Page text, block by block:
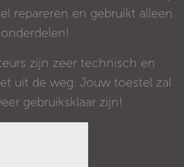
repareren en gebruikt alleen
zijn zeer technisch en
uit de weg. Jouw toestel zal
gebruiksklaar zijn!